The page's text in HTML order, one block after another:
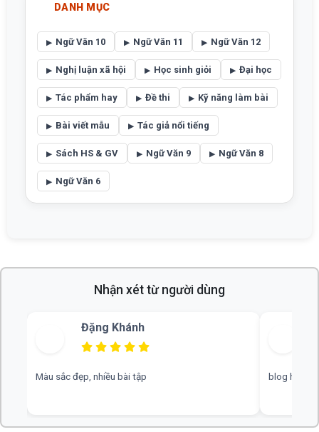
DANH MỤC
Ngữ Văn 10 Ngữ Văn 11 Ngữ Văn 12
Nghị luận xã hội Học sinh giỏi Đại học
Tác phẩm hay Đề thi Kỹ năng làm bài
Bài viết mẫu Tác giả nổi tiếng
Sách HS & GV Ngữ Văn 9 Ngữ Văn 8
Ngữ Văn 6
Nhận xét từ người dùng
Bùi Thu
blog hay, chuyên nghiệp, rất mong nhiều đáp án hơn web hay,